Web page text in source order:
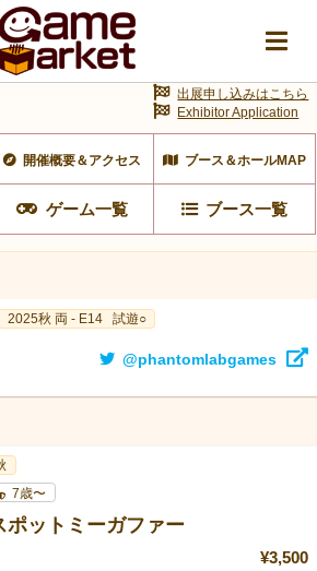
開催概要＆アクセス ブース＆ホールMAP
ゲーム一覧 ブース一覧
出展申し込みはこちら
Exhibitor Application
2025秋 両 - E14 試遊○
@phantomlabgames
7歳〜
ットミーガファー
¥3,500